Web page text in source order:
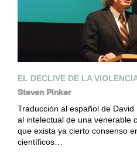
EL DECLIVE DE LA
Steven Pinker
Traducción al español de
al intelectual de una venerable
que exista ya cierto consenso
científicos…